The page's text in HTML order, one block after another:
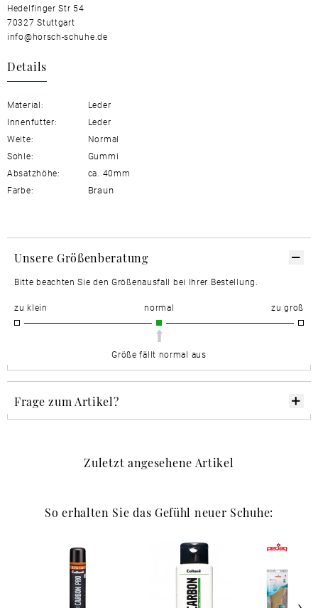
Hedelfinger Str 54
70327 Stuttgart
info@horsch-schuhe.de
Details
Material:
Leder
Innenfutter:
Leder
Weite:
Normal
Sohle:
Gummi
Absatzhöhe:
ca. 40mm
Farbe:
Braun
Unsere Größenberatung
Bitte beachten Sie den Größenausfall bei Ihrer Bestellung.
zu klein normal zu groß
Größe fällt normal aus
Frage zum Artikel?
Zuletzt angesehene Artikel
So erhalten Sie das Gefühl neuer Schuhe: